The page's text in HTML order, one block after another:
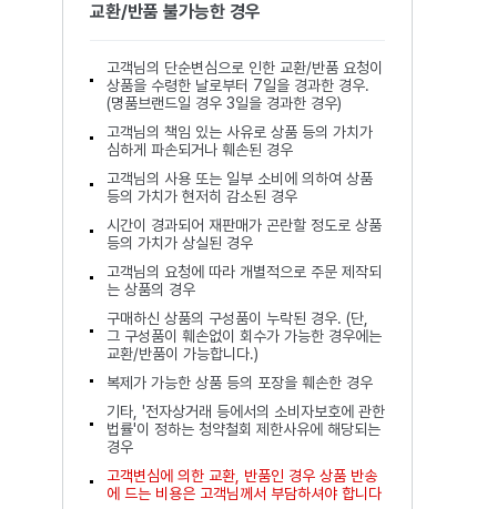
교환/반품 불가능한 경우
고객님의 단순변심으로 인한 교환/반품 요청이
상품을 수령한 날로부터 7일을 경과한 경우.
(명품브랜드일 경우 3일을 경과한 경우)
고객님의 책임 있는 사유로 상품 등의 가치가
심하게 파손되거나 훼손된 경우
고객님의 사용 또는 일부 소비에 의하여 상품
등의 가치가 현저히 감소된 경우
시간이 경과되어 재판매가 곤란할 정도로 상품
등의 가치가 상실된 경우
고객님의 요청에 따라 개별적으로 주문 제작되
는 상품의 경우
구매하신 상품의 구성품이 누락된 경우. (단,
그 구성품이 훼손없이 회수가 가능한 경우에는
교환/반품이 가능합니다.)
복제가 가능한 상품 등의 포장을 훼손한 경우
기타, '전자상거래 등에서의 소비자보호에 관한
법률'이 정하는 청약철회 제한사유에 해당되는
경우
고객변심에 의한 교환, 반품인 경우 상품 반송
에 드는 비용은 고객님께서 부담하셔야 합니다